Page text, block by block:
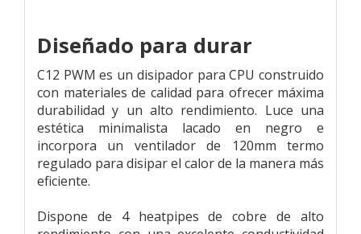
Diseñado para durar
C12 PWM es un disipador para CPU construido
con materiales de calidad para ofrecer máxima
durabilidad y un alto rendimiento. Luce una
estética minimalista lacado en negro e
incorpora un ventilador de 120mm termo
regulado para disipar el calor de la manera más
eficiente.
Dispone de 4 heatpipes de cobre de alto